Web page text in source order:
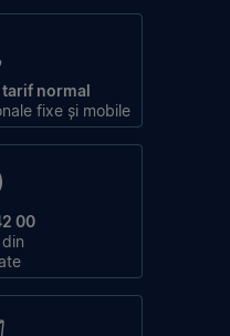
normal
fixe și mobile
00